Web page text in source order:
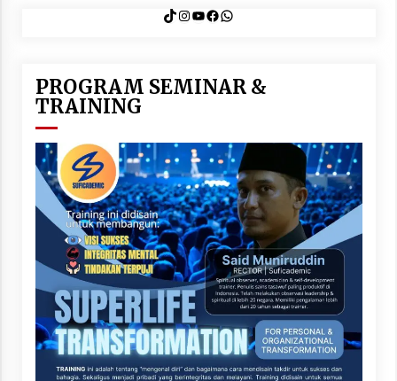
TikTok
Instagram
YouTube
Facebook
WhatsApp
PROGRAM SEMINAR &
TRAINING